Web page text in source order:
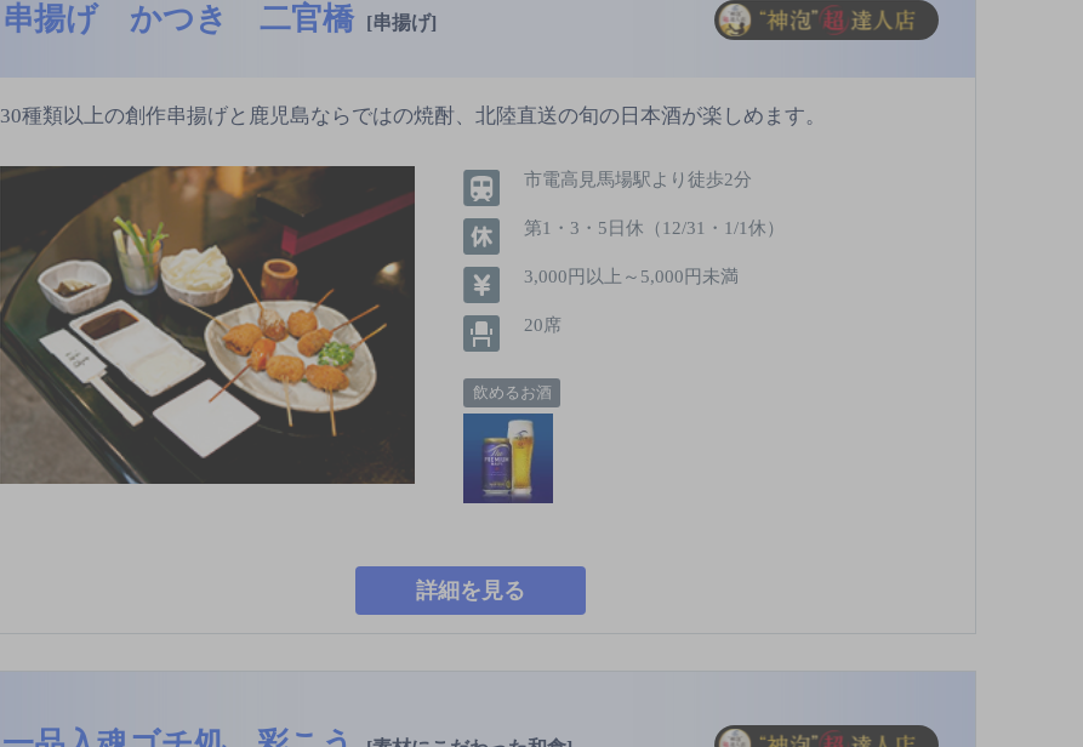
串揚げ かつき 二官橋 [串揚げ]
30種類以上の創作串揚げと鹿児島ならではの焼酎、北陸直送の旬の日本酒が楽しめます。
市電高見馬場駅より徒歩2分
第1・3・5日休（12/31・1/1休）
3,000円以上～5,000円未満
20席
飲めるお酒
詳細を見る